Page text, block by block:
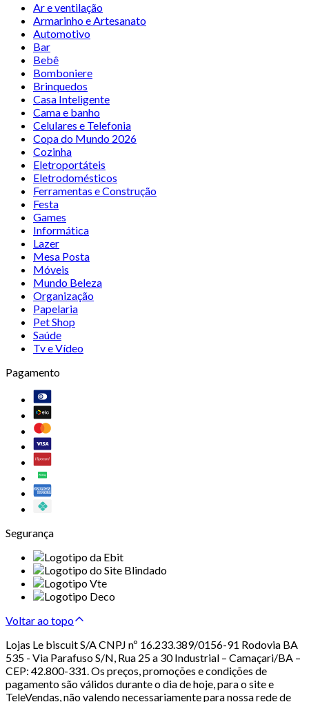
Ar e ventilação
Armarinho e Artesanato
Automotivo
Bar
Bebê
Bomboniere
Brinquedos
Casa Inteligente
Cama e banho
Celulares e Telefonia
Copa do Mundo 2026
Cozinha
Eletroportáteis
Eletrodomésticos
Ferramentas e Construção
Festa
Games
Informática
Lazer
Mesa Posta
Móveis
Mundo Beleza
Organização
Papelaria
Pet Shop
Saúde
Tv e Vídeo
Pagamento
Segurança
Voltar ao topo
Lojas Le biscuit S/A CNPJ nº 16.233.389/0156-91 Rodovia BA
535 - Via Parafuso S/N, Rua 25 a 30 Industrial – Camaçari/BA –
CEP: 42.800-331. Os preços, promoções e condições de
pagamento são válidos durante o dia de hoje, para o site e
TeleVendas, não valendo necessariamente para nossa rede de